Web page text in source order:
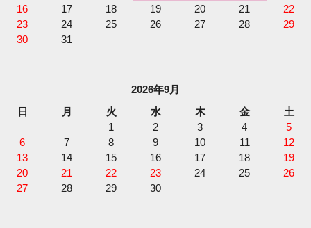
16
17 18 19 20 21
22
23
24 25 26 27 28
29
30
31
2026年9月
日
月 火 水 木 金
土
1
2 3 4
5
6
7 8 9 10 11
12
13
14 15 16 17 18
19
20
21 22 23 24 25
26
27
28 29 30